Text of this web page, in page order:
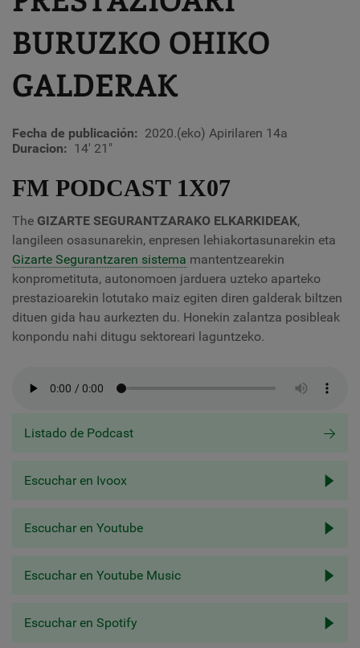
BURUZKO OHIKO
GALDERAK
Fecha de publicación
2020.(eko) Apirilaren 14a
Duracion
14' 21"
FM PODCAST 1X07
The GIZARTE SEGURANTZARAKO ELKARKIDEAK,
langileen osasunarekin, enpresen lehiakortasunarekin eta
Gizarte Segurantzaren sistema mantentzearekin
konprometituta, autonomoen jarduera uzteko aparteko
prestazioarekin lotutako maiz egiten diren galderak biltzen
dituen gida hau aurkezten du. Honekin zalantza posibleak
konpondu nahi ditugu sektoreari laguntzeko.
Listado de Podcast
Escuchar en Ivoox
Escuchar en Youtube
Escuchar en Youtube Music
Escuchar en Spotify